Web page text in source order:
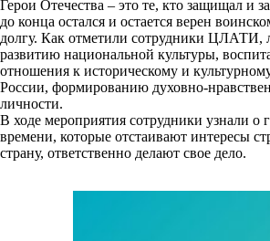
Герои Отечества – это те, кто защищал и
до конца остался и остается верен
долгу. Как отметили сотрудники ЦЛАТИ,
развитию национальной культуры,
отношения к историческому и
России, формированию духовно-
личности.
В ходе мероприятия сотрудники узнали о
времени, которые отстаивают интересы
страну, ответственно делают свое дело.